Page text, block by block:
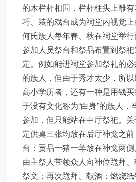
的木栏杆相围，栏杆柱头上雕
巧、装的戏台成为祠堂内视觉上
何氏族人每年春、秋在祠堂举
参加人员祭台和祭品布置到祭
定。例如能进祠堂参加祭礼的
的族人，但由于秀才太少，所
高小学历者，还有一种是用钱
于没有文化称为“白身”的族人
参加，但只能站在中厅祭祀。
定供桌三张均放在后厅神龛之
台；贡品一猪一羊放在神龛两
由主祭人带领众人向神位跪拜
祭文；再次跪拜、献酒；燃烧